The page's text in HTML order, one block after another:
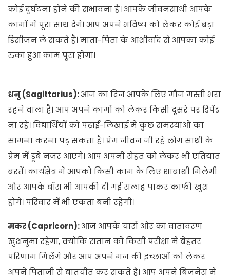
कोई दुर्घटना होने की संभावना है। आपके जीवनसाथी आपके
कामों में पूरा साथ देंगे। आप अपने भविष्य को लेकर कोई बड़ा
डिसीजन ले सकते हैं। माता-पिता के आशीर्वाद से आपका कोई
रुका हुआ काम पूरा होगा।
धनु (Sagittarius):आज का दिन आपके लिए मौज मस्ती भरा
रहने वाला है। आप अपने कामों को लेकर किसी दूसरे पर डिपेंड
ना रहें। विद्यार्थियों को पढ़ाई-लिखाई में कुछ समस्याओं का
सामना करना पड़ सकता है। प्रेम जीवन जी रहे लोग साथी के
प्रेम में डूबे नजर आएंगे। आप अपनी सेहत को लेकर भी एतियात
बरतें। कार्यक्षेत्र में आपको किसी काम के लिए शाबाशी मिलेगी
और आपके बॉस भी आपकी दी गई सलाह पाकर काफी खुश
होंगे। परिवार में भी एकता बनी रहेगी।
मकर (Capricorn):आज आपके चारों ओर का वातावरण
खुशनुमा रहेगा, क्योंकि संतान को किसी परीक्षा में बेहतर
परिणाम मिलेंगे और आप अपने मन की इच्छाओं को लेकर
अपने पिताजी से बातचीत कर सकते हैं। आप अपने बिजनेस में